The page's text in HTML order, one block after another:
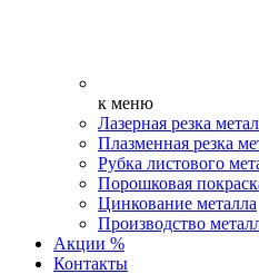
к меню
Лазерная резка
Плазменная резка
Рубка листового
Порошковая
Цинкование металла
Производство
Акции %
Контакты